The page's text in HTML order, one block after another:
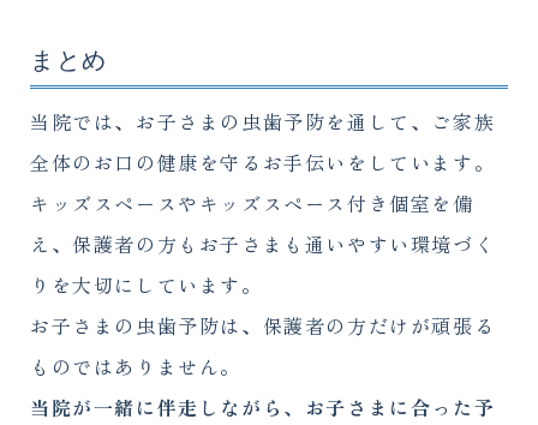
まとめ
当院では、お子さまの虫歯予防を通して、ご家族
全体のお口の健康を守るお手伝いをしています。
キッズスペースやキッズスペース付き個室を備
え、保護者の方もお子さまも通いやすい環境づく
りを大切にしています。
お子さまの虫歯予防は、保護者の方だけが頑張る
ものではありません。
当院が一緒に伴走しながら、お子さまに合った予